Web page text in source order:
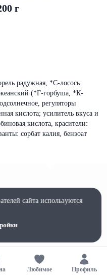
г
радужная, *С-лосось
(*Г-горбуша, *К-
регуляторы
кислота; усилитель вкуса и
кислота, красители:
сорбат калия, бензоат
Любимое Профиль
сайта используются